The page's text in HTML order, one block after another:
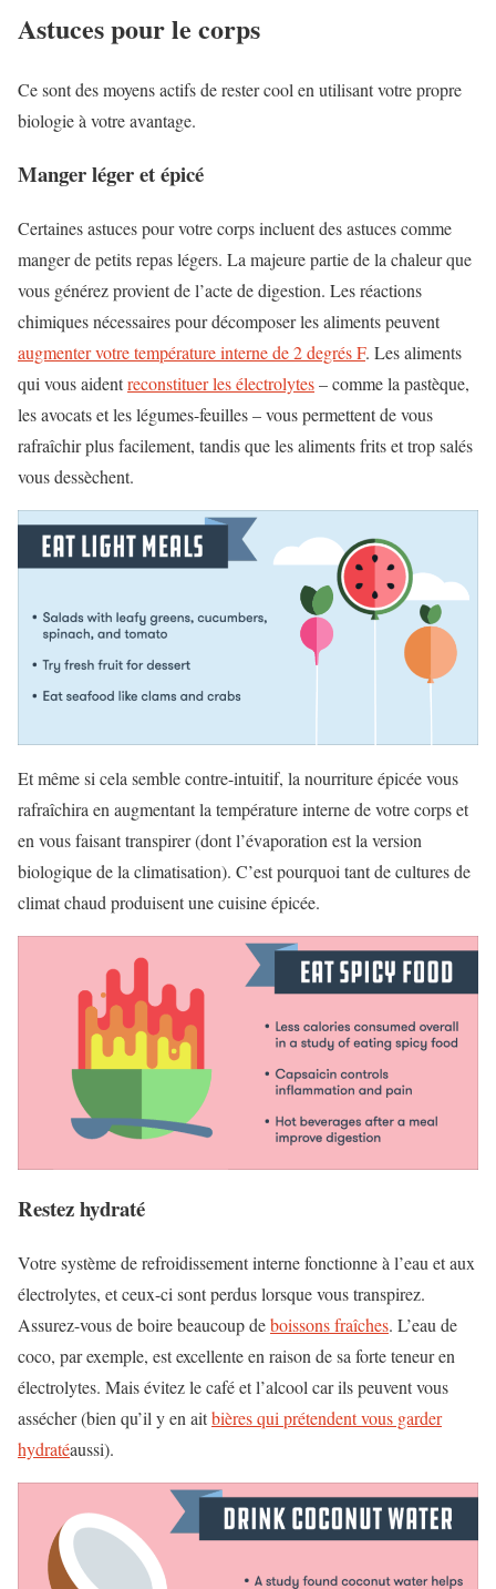
Astuces pour le corps
Ce sont des moyens actifs de rester cool en utilisant votre propre
biologie à votre avantage.
Manger léger et épicé
Certaines astuces pour votre corps incluent des astuces comme
manger de petits repas légers. La majeure partie de la chaleur que
vous générez provient de l’acte de digestion. Les réactions
chimiques nécessaires pour décomposer les aliments peuvent
augmenter votre température interne de 2 degrés F. Les aliments
qui vous aidentreconstituer les électrolytes– comme la pastèque,
les avocats et les légumes-feuilles – vous permettent de vous
rafraîchir plus facilement, tandis que les aliments frits et trop salés
vous dessèchent.
Et même si cela semble contre-intuitif, la nourriture épicée vous
rafraîchira en augmentant la température interne de votre corps et
en vous faisant transpirer (dont l’évaporation est la version
biologique de la climatisation). C’est pourquoi tant de cultures de
climat chaud produisent une cuisine épicée.
Restez hydraté
Votre système de refroidissement interne fonctionne à l’eau et aux
électrolytes, et ceux-ci sont perdus lorsque vous transpirez.
Assurez-vous de boire beaucoup deboissons fraîches. L’eau de
coco, par exemple, est excellente en raison de sa forte teneur en
électrolytes. Mais évitez le café et l’alcool car ils peuvent vous
assécher (bien qu’il y en aitbières qui prétendent vous garder
hydratéaussi).